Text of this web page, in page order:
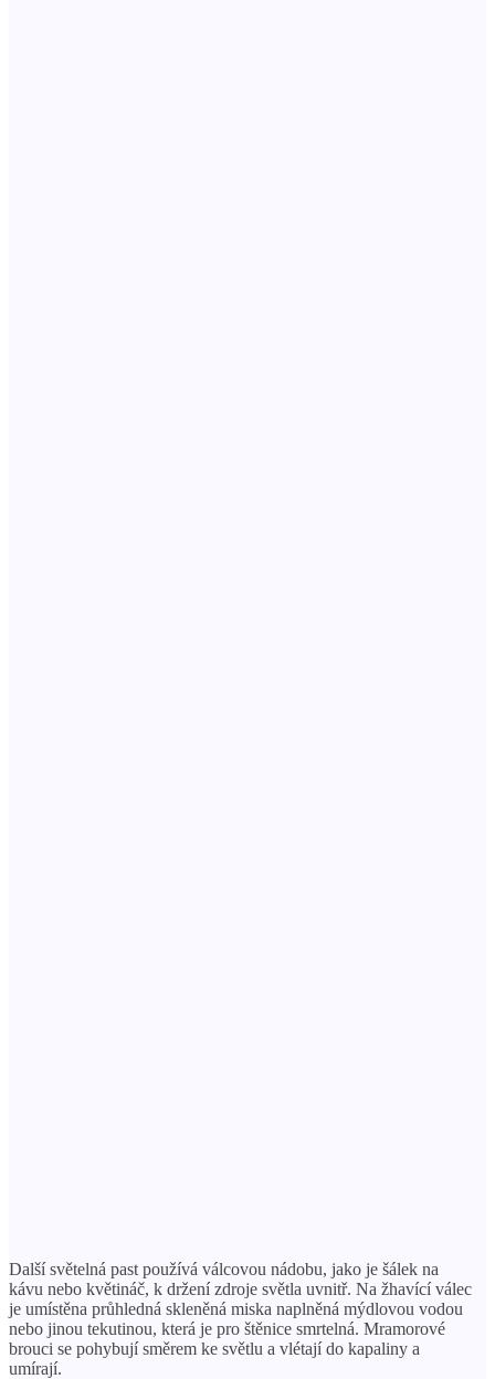
Další světelná past používá válcovou nádobu, jako je šálek na
kávu nebo květináč, k držení zdroje světla uvnitř. Na žhavící válec
je umístěna průhledná skleněná miska naplněná mýdlovou vodou
nebo jinou tekutinou, která je pro štěnice smrtelná. Mramorové
brouci se pohybují směrem ke světlu a vlétají do kapaliny a
umírají.